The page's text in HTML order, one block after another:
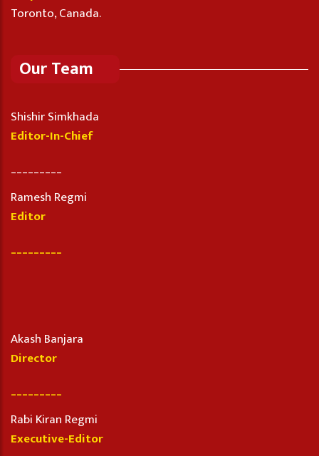
Toronto, Canada.
Our Team
Shishir Simkhada
Editor-In-Chief
Ramesh Regmi
Editor
_________
Akash Banjara
Director
_________
Rabi Kiran Regmi
Executive-Editor